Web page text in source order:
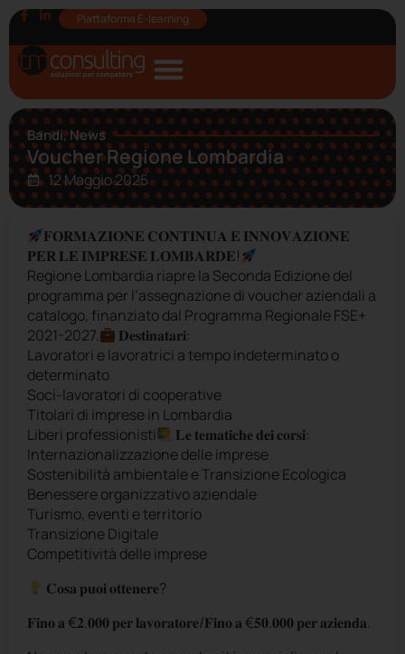
Piattaforma E-learning
Bandi,News
Voucher Regione Lombardia
12 Maggio 2025
𝐅𝐎𝐑𝐌𝐀𝐙𝐈𝐎𝐍𝐄 𝐂𝐎𝐍𝐓𝐈𝐍𝐔𝐀 𝐄 𝐈𝐍𝐍𝐎𝐕𝐀𝐙𝐈𝐎𝐍𝐄
𝐏𝐄𝐑 𝐋𝐄 𝐈𝐌𝐏𝐑𝐄𝐒𝐄 𝐋𝐎𝐌𝐁𝐀𝐑𝐃𝐄!
Regione Lombardia riapre la Seconda Edizione del
programma per l’assegnazione di voucher aziendali a
catalogo, finanziato dal Programma Regionale FSE+
2021-2027.
𝐃𝐞𝐬𝐭𝐢𝐧𝐚𝐭𝐚𝐫𝐢:
Lavoratori e lavoratrici a tempo indeterminato o
determinato
Soci-lavoratori di cooperative
Titolari di imprese in Lombardia
Liberi professionisti
𝐋𝐞 𝐭𝐞𝐦𝐚𝐭𝐢𝐜𝐡𝐞 𝐝𝐞𝐢 𝐜𝐨𝐫𝐬𝐢:
Internazionalizzazione delle imprese
Sostenibilità ambientale e Transizione Ecologica
Benessere organizzativo aziendale
Turismo, eventi e territorio
Transizione Digitale
Competitività delle imprese
𝐂𝐨𝐬𝐚 𝐩𝐮𝐨𝐢 𝐨𝐭𝐭𝐞𝐧𝐞𝐫𝐞?
𝐅𝐢𝐧𝐨 𝐚 €𝟐.𝟎𝟎𝟎 𝐩𝐞𝐫 𝐥𝐚𝐯𝐨𝐫𝐚𝐭𝐨𝐫𝐞/𝐅𝐢𝐧𝐨 𝐚 €𝟓𝟎.𝟎𝟎𝟎 𝐩𝐞𝐫 𝐚𝐳𝐢𝐞𝐧𝐝𝐚.